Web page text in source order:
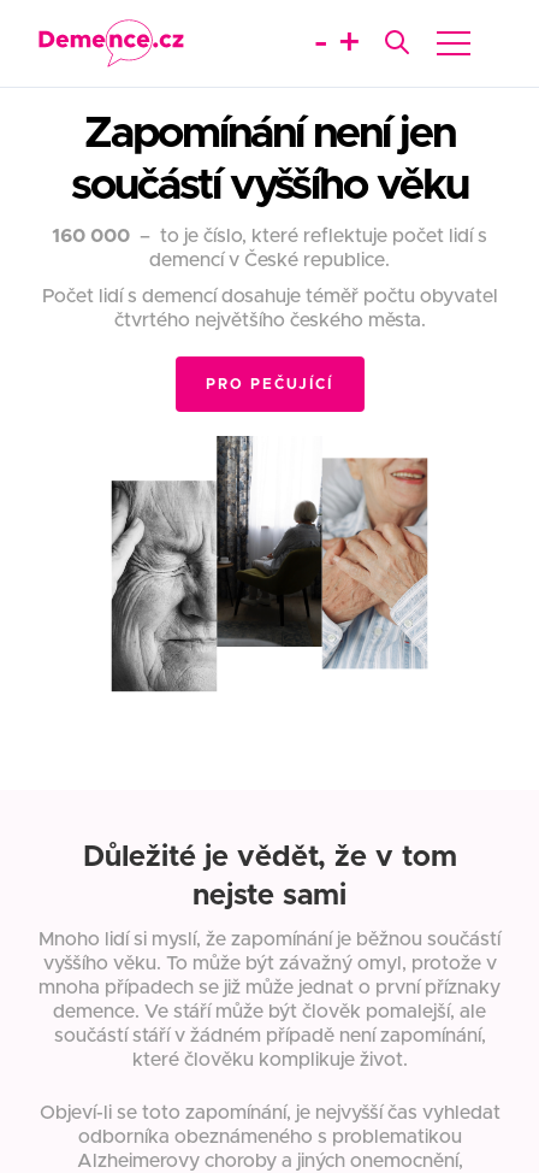
- +
Zapomínání není jen
součástí vyššího věku
160 000 – to je číslo, které reflektuje počet lidí s
demencí v České republice.
Počet lidí s demencí dosahuje téměř počtu obyvatel
čtvrtého největšího českého města.
PRO PEČUJÍCÍ
Důležité je vědět, že v tom
nejste sami
Mnoho lidí si myslí, že zapomínání je běžnou součástí
vyššího věku. To může být závažný omyl, protože v
mnoha případech se již může jednat o první příznaky
demence. Ve stáří může být člověk pomalejší, ale
součástí stáří v žádném případě není zapomínání,
které člověku komplikuje život.
Objeví-li se toto zapomínání, je nejvyšší čas vyhledat
odborníka obeznámeného s problematikou
Alzheimerovy choroby a jiných onemocnění,